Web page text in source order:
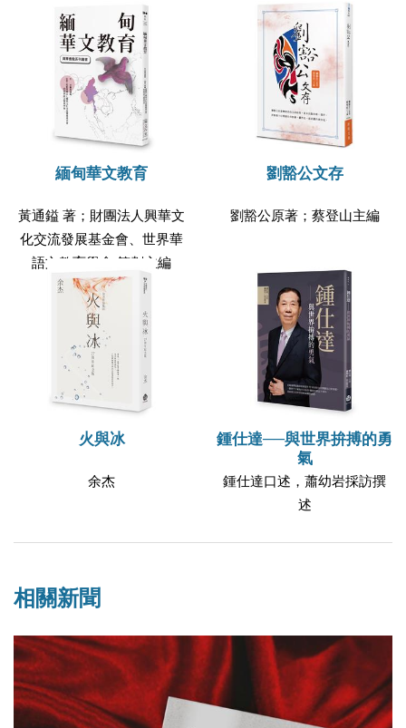
緬甸華文教育
黃通鎰 著；財團法人興華文
化交流發展基金會、世界華
語文教育學會 策劃主編
劉豁公文存
劉豁公原著；蔡登山主編
火與冰
余杰
鍾仕達──與世界拚搏的勇
氣
鍾仕達口述，蕭幼岩採訪撰
述
相關新聞